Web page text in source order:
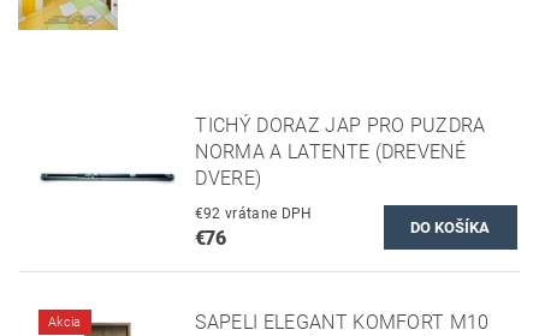
TICHÝ DORAZ JAP PRO PUZDRA
NORMA A LATENTE (DREVENÉ
DVERE)
€92 vrátane DPH
€76
Akcia
SAPELI ELEGANT KOMFORT M10